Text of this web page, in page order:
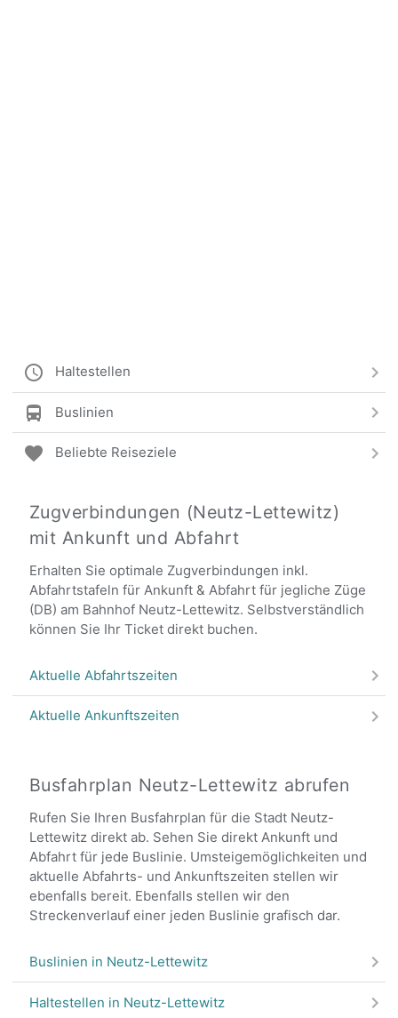
Haltestellen
Buslinien
Beliebte Reiseziele
Zugverbindungen (Neutz-Lettewitz)
mit Ankunft und Abfahrt
Erhalten Sie optimale Zugverbindungen inkl.
Abfahrtstafeln für Ankunft & Abfahrt für jegliche Züge
(DB) am Bahnhof Neutz-Lettewitz. Selbstverständlich
können Sie Ihr Ticket direkt buchen.
Aktuelle Abfahrtszeiten
Aktuelle Ankunftszeiten
Busfahrplan Neutz-Lettewitz abrufen
Rufen Sie Ihren Busfahrplan für die Stadt Neutz-
Lettewitz direkt ab. Sehen Sie direkt Ankunft und
Abfahrt für jede Buslinie. Umsteigemöglichkeiten und
aktuelle Abfahrts- und Ankunftszeiten stellen wir
ebenfalls bereit. Ebenfalls stellen wir den
Streckenverlauf einer jeden Buslinie grafisch dar.
Buslinien in Neutz-Lettewitz
Haltestellen in Neutz-Lettewitz